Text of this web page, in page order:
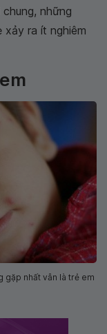
những
ra ít nghiêm
gặp nhất vẫn là trẻ em